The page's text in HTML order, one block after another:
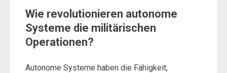
Wie revolutionieren autonome
Systeme die militärischen
Operationen?
Autonome Systeme haben die Fähigkeit,